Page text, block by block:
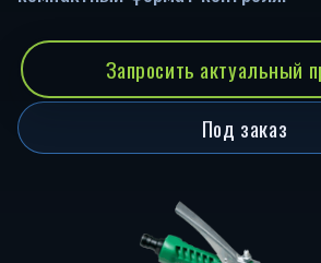
Запросить актуальный
Под заказ